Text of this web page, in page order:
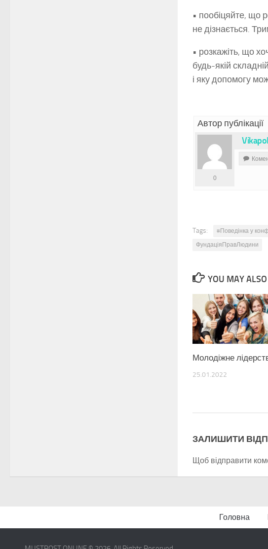
• пообіцяйте, що
не дізнається.
• розкажіть, що
будь-якій
і яку допомогу
Автор публікації
0
Tags: #Поведінка у
ФундаціяПравЛюдини
YOU MAY
Молодіжне
25.01.2022
ЗАЛИШИТИ
Щоб відправити
Головна